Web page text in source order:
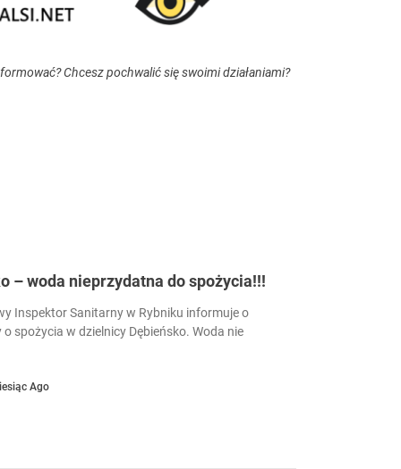
Chcesz pochwalić się swoimi działaniami?
– woda nieprzydatna do spożycia!!!
Inspektor Sanitarny w Rybniku informuje o
spożycia w dzielnicy Dębieńsko. Woda nie
Ago